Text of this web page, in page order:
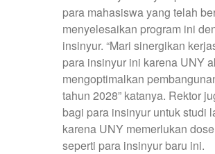
para mahasiswa yang telah
menyelesaikan program ini
insinyur. “Mari sinergikan
para insinyur ini karena UNY
mengoptimalkan
tahun 2028” katanya. Rektor
bagi para insinyur untuk studi
karena UNY memerlukan
seperti para insinyur baru ini.